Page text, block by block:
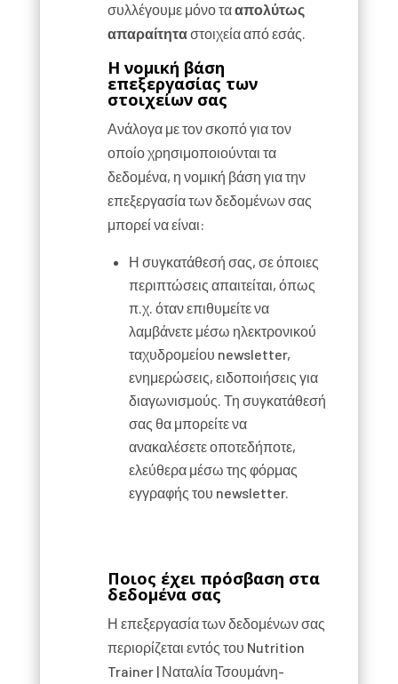
συλλέγουμε μόνο τααπολύτως
απαραίτηταστοιχεία από εσάς.
Η νομική βάση
επεξεργασίας των
στοιχείων σας
Ανάλογα με τον σκοπό για τον
οποίο χρησιμοποιούνται τα
δεδομένα, η νομική βάση για την
επεξεργασία των δεδομένων σας
μπορεί να είναι:
Η συγκατάθεσή σας, σε όποιες
περιπτώσεις απαιτείται, όπως
π.χ. όταν επιθυμείτε να
λαμβάνετε μέσω ηλεκτρονικού
ταχυδρομείου newsletter,
ενημερώσεις, ειδοποιήσεις για
διαγωνισμούς. Τη συγκατάθεσή
σας θα μπορείτε να
ανακαλέσετε οποτεδήποτε,
ελεύθερα μέσω της φόρμας
εγγραφής του newsletter.
Ποιος έχει πρόσβαση στα
δεδομένα σας
Η επεξεργασία των δεδομένων σας
περιορίζεται εντός του Nutrition
Trainer | Ναταλία Τσουμάνη-